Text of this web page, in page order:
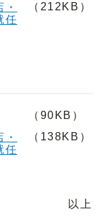
任
（212KB）
（90KB）
任
（138KB）
以上